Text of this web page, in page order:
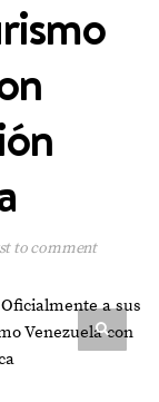
to comment